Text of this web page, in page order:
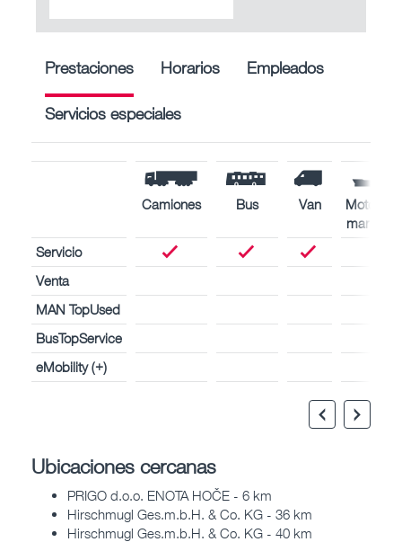
Prestaciones Horarios Empleados
Servicios especiales
Camiones Bus Van
Motores
marinos
Servicio
Venta
MAN TopUsed
BusTopService
eMobility (+)
Ubicaciones cercanas
PRIGO d.o.o. ENOTA HOČE - 6 km
Hirschmugl Ges.m.b.H. & Co. KG - 36 km
Hirschmugl Ges.m.b.H. & Co. KG - 40 km